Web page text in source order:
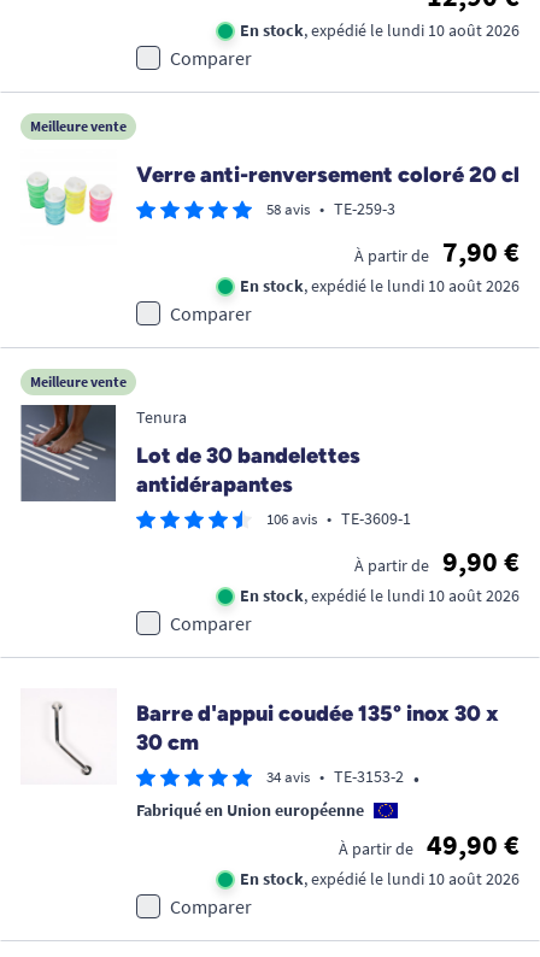
En stock, expédié le lundi 10 août 2026
Comparer
Meilleure vente
Verre anti-renversement coloré 20 cl
58 avis • TE-259-3
À partir de 7,90 €
En stock, expédié le lundi 10 août 2026
Comparer
Meilleure vente
Tenura
Lot de 30 bandelettes
antidérapantes
106 avis • TE-3609-1
À partir de 9,90 €
En stock, expédié le lundi 10 août 2026
Comparer
Barre d'appui coudée 135° inox 30 x
30 cm
34 avis • TE-3153-2 •
Fabriqué en Union européenne
À partir de
49,90 €
En stock, expédié le lundi 10 août 2026
Comparer